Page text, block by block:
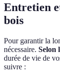
Entretien
bois
Pour garantir la
nécessaire. Selon
durée de vie de
suivre :